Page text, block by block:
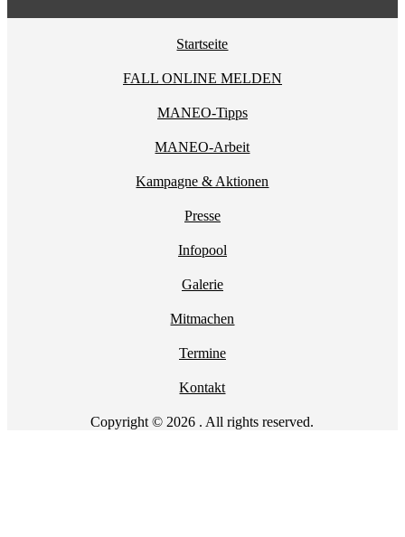
Startseite
FALL ONLINE MELDEN
MANEO-Tipps
MANEO-Arbeit
Kampagne & Aktionen
Presse
Infopool
Galerie
Mitmachen
Termine
Kontakt
Copyright © 2026 . All rights reserved.